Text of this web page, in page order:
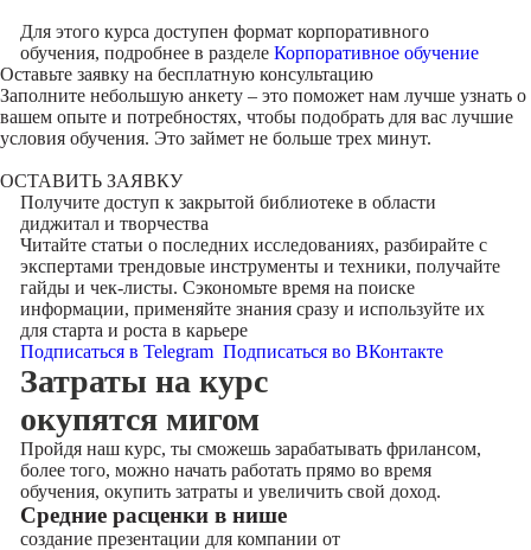
Для этого курса доступен формат корпоративного
обучения, подробнее в разделе Корпоративное обучение
Оставьте заявку на бесплатную консультацию
Заполните небольшую анкету – это поможет нам лучше узнать о
вашем опыте и потребностях, чтобы подобрать для вас лучшие
условия обучения. Это займет не больше трех минут.
ОСТАВИТЬ ЗАЯВКУ
Получите доступ к закрытой библиотекев области
диджитал и творчества
Читайте статьи о последних исследованиях, разбирайте с
экспертами трендовые инструменты и техники, получайте
гайды и чек-листы. Сэкономьте время на поиске
информации, применяйте знания сразу и используйте их
для старта и роста в карьере
Подписаться в Telegram Подписаться во ВКонтакте
Затраты на курс
окупятся мигом
Пройдя наш курс, ты сможешь зарабатывать фрилансом,
более того, можно начать работать прямо во время
обучения, окупить затраты и увеличить свой доход.
Cредние расценки в нише
создание презентации для компании от